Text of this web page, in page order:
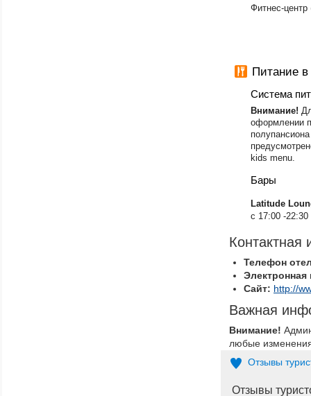
Фитнес-центр
Питание в
Система
Внимание!
оформлении
kids menu.
Бары
Latitude
с 17:00 -22:30
Телефон
Электронная
Сайт: http://
Важная
Внимание!
любые изменения
Отзывы
Отзывы